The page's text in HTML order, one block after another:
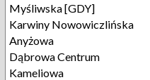
Myśliwska [GDY]
Karwiny Nowowiczlińska
Anyżowa
Dąbrowa Centrum
Kameliowa